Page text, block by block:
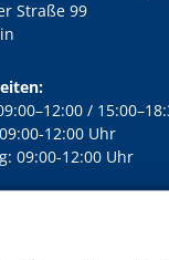
Straße 99
/
12:00 Uhr
09:00-12:00 Uhr